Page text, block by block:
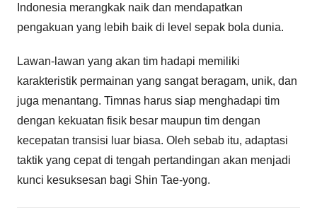
Indonesia merangkak naik dan mendapatkan
pengakuan yang lebih baik di level sepak bola dunia.
Lawan-lawan yang akan tim hadapi memiliki
karakteristik permainan yang sangat beragam, unik, dan
juga menantang. Timnas harus siap menghadapi tim
dengan kekuatan fisik besar maupun tim dengan
kecepatan transisi luar biasa. Oleh sebab itu, adaptasi
taktik yang cepat di tengah pertandingan akan menjadi
kunci kesuksesan bagi Shin Tae-yong.